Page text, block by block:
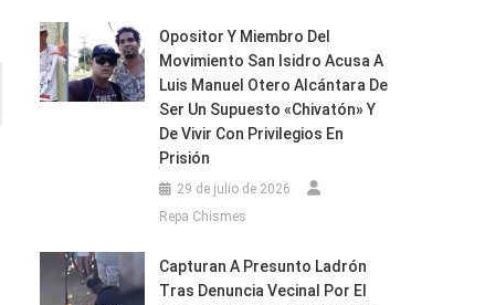
Opositor Y Miembro Del
Movimiento San Isidro Acusa A
Luis Manuel Otero Alcántara De
Ser Un Supuesto «chivatón» Y
De Vivir Con Privilegios En
Prisión
29 de julio de 2026
Repa Chismes
Capturan A Presunto Ladrón
Tras Denuncia Vecinal Por El